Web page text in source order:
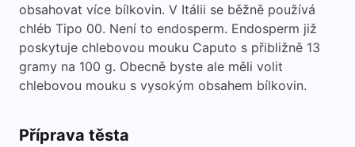
obsahovat více bílkovin. V Itálii se běžně používá
chléb Tipo 00. Není to endosperm. Endosperm již
poskytuje chlebovou mouku Caputo s přibližně 13
gramy na 100 g. Obecně byste ale měli volit
chlebovou mouku s vysokým obsahem bílkovin.
Příprava těsta